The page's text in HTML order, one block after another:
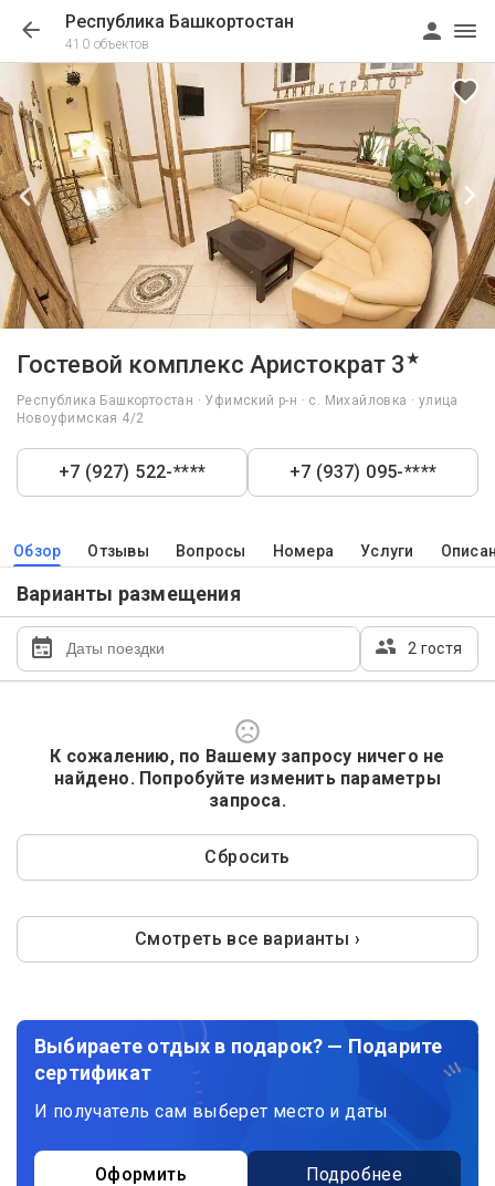
Республика Башкортостан
410 объектов
Гостевой комплекс Аристократ 3★
Республика Башкортостан · Уфимский р-н · с. Михайловка · улица
Новоуфимская 4/2
+7 (927) 522-**** +7 (937) 095-****
Обзор Отзывы Вопросы Номера Услуги
Варианты размещения
2 гостя
К сожалению, по Вашему запросу ничего не
найдено. Попробуйте изменить параметры
запроса.
Сбросить
Смотреть все варианты ›
Выбираете отдых в подарок? — Подарите
сертификат
И получатель сам выберет место и даты
Оформить Подробнее